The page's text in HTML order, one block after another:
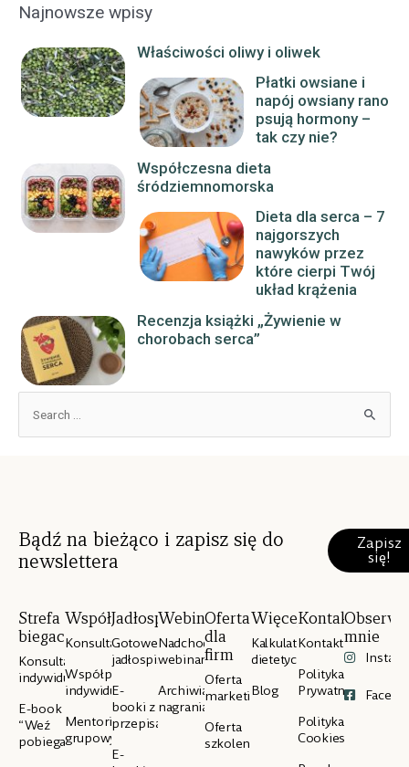
Najnowsze wpisy
Właściwości oliwy i oliwek
Płatki owsiane i
napój owsiany rano
psują hormony –
tak czy nie?
Współczesna dieta
śródziemnomorska
Dieta dla serca – 7
najgorszych
nawyków przez
które cierpi Twój
układ krążenia
Recenzja książki „Żywienie w
chorobach serca”
Bądź na bieżąco i zapisz się do
newslettera
Zapisz
się!
Strefa
biegacza
Konsultacje
indywidualne
E-book
“Weź
pobiegaj”
Współpraca
Konsultacje
Współpraca
indywidualna
Mentoring
grupowy
Jadłospisy
Gotowe
jadłospisy
E-
booki z
przepisami
E-
Webinary
Nadchodzące
webinary
Archiwialne
nagrania
Oferta
dla
firm
Oferta
marketingowa
Oferta
szkoleniowa
Więcej
Kalkulator
dietetyczny
Blog
Kontakt
Kontakt
Polityka
Prywatności
Polityka
Cookies
mnie